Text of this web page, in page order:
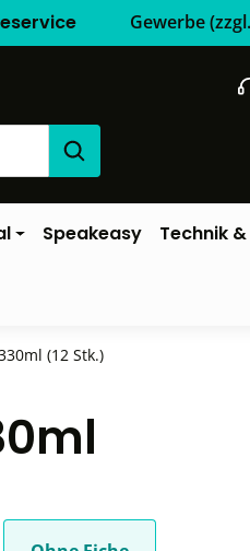
Gewerbe
Speakeasy Technik
(12 Stk.)